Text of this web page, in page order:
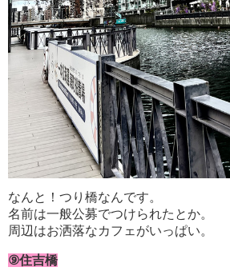
なんと！つり橋なんです。
名前は一般公募でつけられたとか。
周辺はお洒落なカフェがいっぱい。
⑨住吉橋